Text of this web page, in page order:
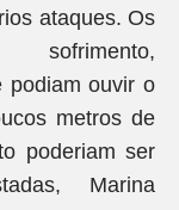
ataques. Os
sofrimento,
podiam ouvir o
metros de
poderiam ser
Marina